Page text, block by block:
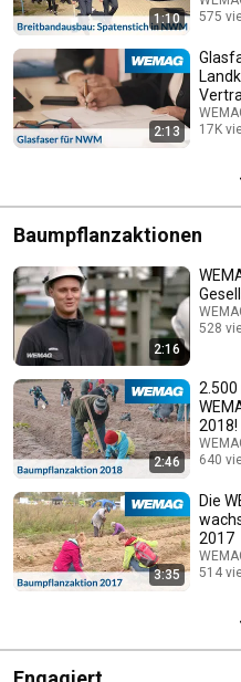
1:10
575
2:13
17K
Baumpflanzaktionen
2:16
528
2:46
2018!
640
3:35
Die
2017
514